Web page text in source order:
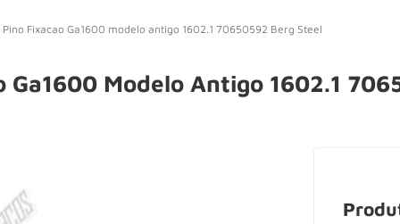
Fixacao Ga1600 modelo antigo 1602.1 70650592 Berg Steel
Modelo Antigo 1602.1